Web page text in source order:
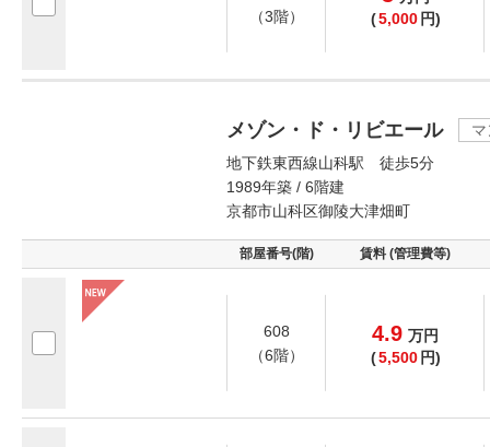
（3階）
(5,000 円)
メゾン・ド・リビエール
地下鉄東西線山科駅 徒歩5分
1989年築 / 6階建
京都市山科区御陵大津畑町
部屋番号(階) 賃料 (管理費等)
608
（6階）
4.9 万円
(5,500 円)